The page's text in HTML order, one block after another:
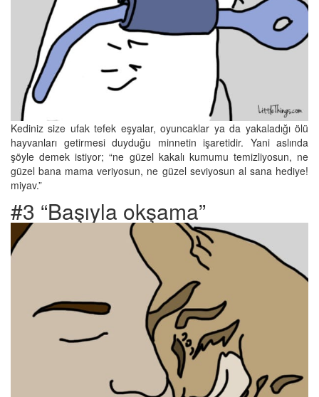
Kediniz size ufak tefek eşyalar, oyuncaklar ya da yakaladığı ölü
hayvanları getirmesi duyduğu minnetin işaretidir. Yani aslında
şöyle demek istiyor; “ne güzel kakalı kumumu temizliyosun, ne
güzel bana mama veriyosun, ne güzel seviyosun al sana hediye!
miyav.”
#3 “Başıyla okşama”